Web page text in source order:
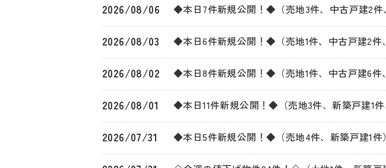
2026/08/06 ◆本日7件新規公開！◆（売地3件、中古戸建2件
2026/08/03 ◆本日6件新規公開！◆（売地1件、中古戸建2件
2026/08/02 ◆本日8件新規公開！◆（売地1件、中古戸建6件
2026/08/01 ◆本日11件新規公開！◆（売地3件、新築戸建1件
2026/07/31 ◆本日5件新規公開！◆（売地4件、新築戸建1件）